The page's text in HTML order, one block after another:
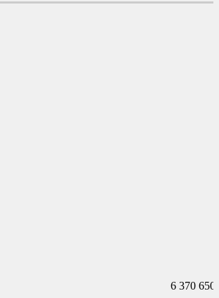
6 370 650